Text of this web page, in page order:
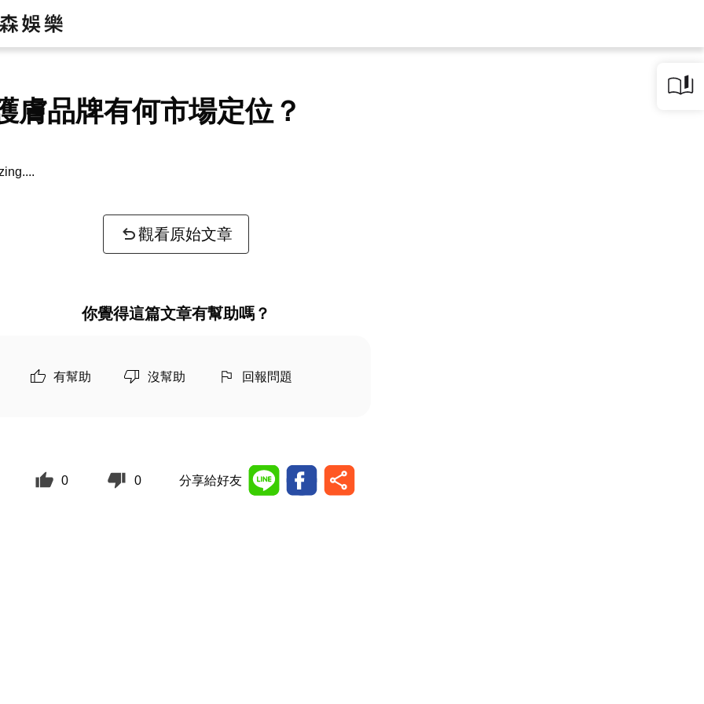
膚品牌有何市場定位？
觀看原始文章
你覺得這篇文章有幫助嗎？
有幫助 沒幫助 回報問題
0 0 分享給好友